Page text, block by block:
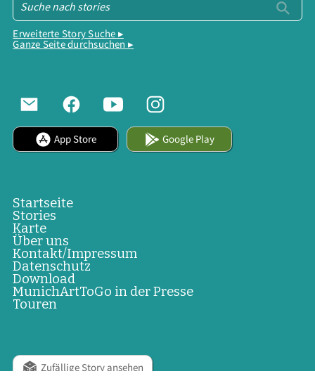
Erweiterte Story Suche ▸
Ganze Seite durchsuchen ▸
App Store Google Play
Startseite
Stories
Karte
Über uns
Kontakt/Impressum
Datenschutz
Download
MunichArtToGo in der Presse
Touren
Zufällige Story ansehen